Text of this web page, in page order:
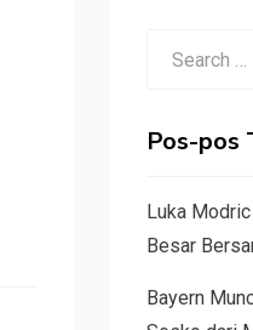
Pos-pos
Luka
Besar
Bayern